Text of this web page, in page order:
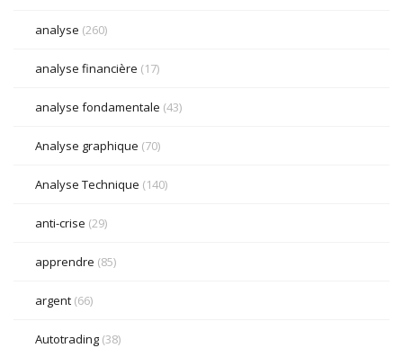
analyse (260)
analyse financière (17)
analyse fondamentale (43)
Analyse graphique (70)
Analyse Technique (140)
anti-crise (29)
apprendre (85)
argent (66)
Autotrading (38)